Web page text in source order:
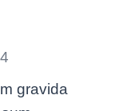
gravida